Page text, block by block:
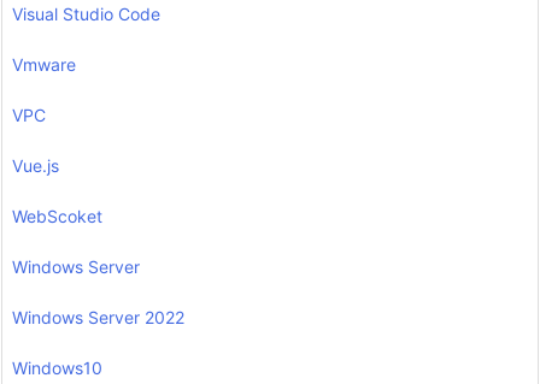
Visual Studio Code
Vmware
VPC
Vue.js
WebScoket
Windows Server
Windows Server 2022
Windows10